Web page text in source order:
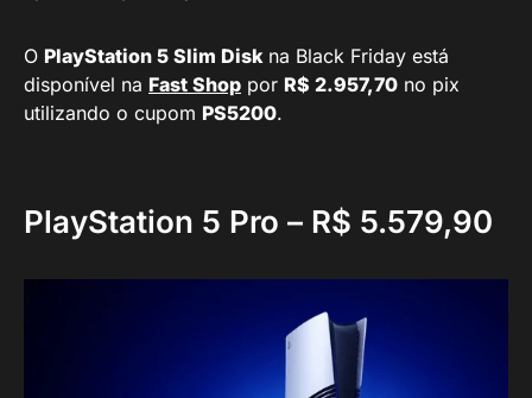
O PlayStation 5 Slim Diskna Black Friday está
disponível na Fast Shop por R$ 2.957,70 no pix
utilizando o cupom PS5200.
PlayStation 5 Pro – R$ 5.579,90